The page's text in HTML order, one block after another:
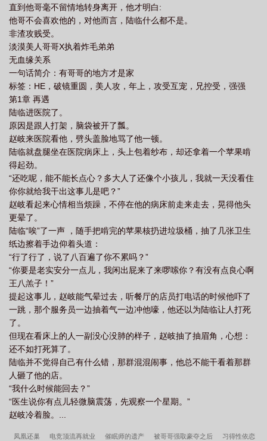
直到他哥毫不留情地转身离开，他才明白:
他哥不会喜欢他的，对他而言，陆临什么都不是。
非渣攻贱受。
淡漠美人哥哥X执着炸毛弟弟
无血缘关系
一句话简介：有哥哥的地方才是家
标签：HE，破镜重圆，美人攻，年上，攻受互宠，兄控受，强强
第1章 再遇
陆临进医院了。
原因是跟人打架，脑袋被开了瓢。
赵岐来医院看他，劈头盖脸地骂了他一顿。
陆临就盘腿坐在医院病床上，头上包着纱布，却还拿着一个苹果啃
得起劲。
“还吃呢，能不能长点心？多大人了还像个小孩儿，我就一天没看住
你你就给我干出这事儿是吧？”
赵岐看起来心情相当烦躁，不停在他的病床前走来走去，晃得他头
更晕了。
陆临“唉”了一声 ，随手把啃完的苹果核扔进垃圾桶，抽了几张卫生
纸边擦着手边仰着头道：
“行了行了，说了八百遍了你不累吗？”
“你要是老实安分一点儿，我闲出屁来了来啰嗦你？有没有点良心啊
王八羔子！”
提起这事儿，赵岐能气晕过去，听餐厅的店员打电话的时候他吓了
一跳，那个服务员一边抽着气一边冲他嚎，他还以为陆临让人打死
了。
但现在看床上的人一副没心没肺的样子，赵岐抽了抽眉角，心想：
还不如打死算了。
陆临并不觉得自己有什么错，那群混混闹事，他总不能干看着那群
人砸了他的店。
“我什么时候能回去？”
“医生说你有点儿轻微脑震荡，先观察一个星期。”
赵岐冷着脸。...
凤凰还巢 电竞顶流再就业 催眠师的遗产 被哥哥强取豪夺之后 习得性依恋